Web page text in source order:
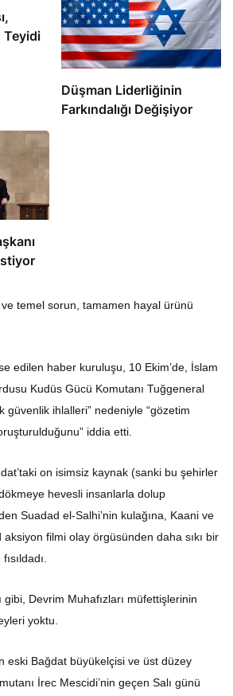
Teyidi
Düşman Liderliğinin
Farkındalığı Değişiyor
ve temel sorun, tamamen hayal ürünü
edilen haber kuruluşu, 10 Ekim’de, İslam
Kudüs Gücü Komutanı Tuğgeneral
güvenlik ihlalleri” nedeniyle “gözetim
iddia etti.
on isimsiz kaynak (sanki bu şehirler
hevesli insanlarla dolup
Suadad el-Salhi’nin kulağına, Kaani ve
filmi olay örgüsünden daha sıkı bir
gibi, Devrim Muhafızları müfettişlerinin
yoktu.
eski Bağdat büyükelçisi ve üst düzey
İrec Mescidi’nin geçen Salı günü